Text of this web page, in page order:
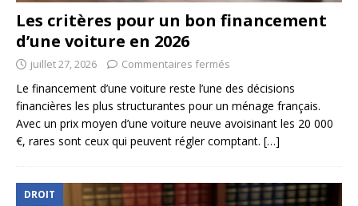
Les critères pour un bon financement
d’une voiture en 2026
juillet 27, 2026 Commentaires fermés
Le financement d’une voiture reste l’une des décisions
financières les plus structurantes pour un ménage français.
Avec un prix moyen d’une voiture neuve avoisinant les 20 000
€, rares sont ceux qui peuvent régler comptant. […]
DROIT